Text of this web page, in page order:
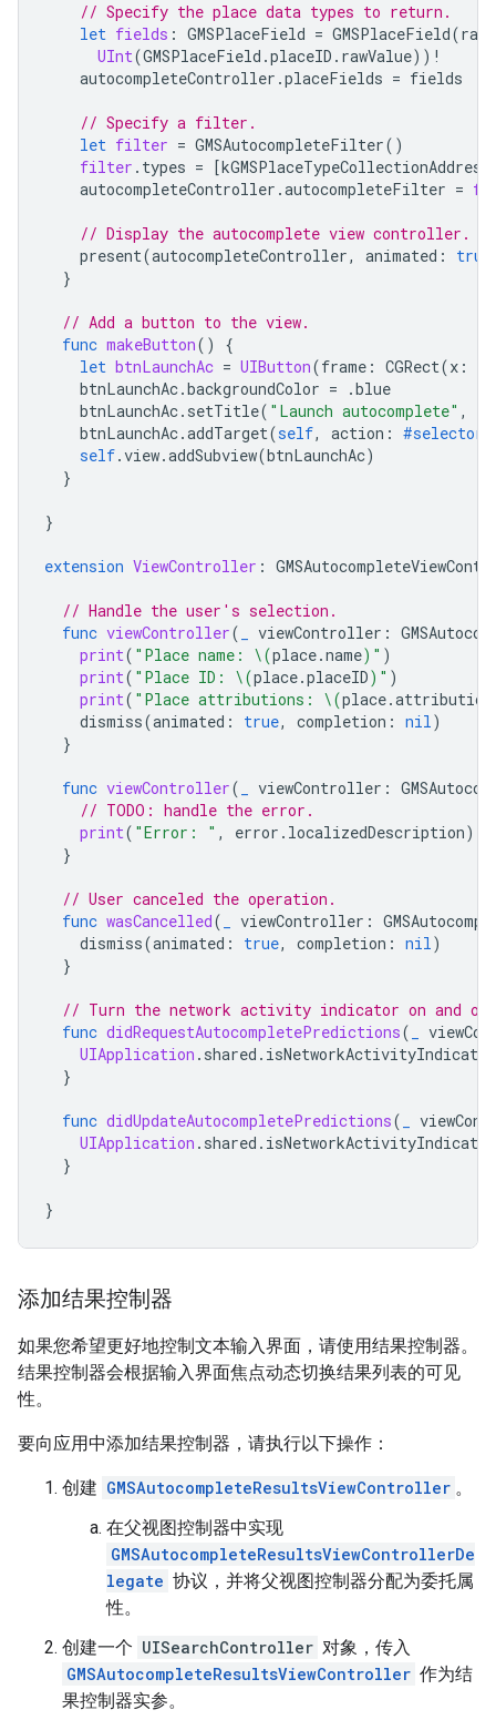
// Specify the place data types to return.
let fields : GMSPlaceField = GMSPlaceField(
UInt(GMSPlaceField .placeID . rawValue)) !
autocompleteController .placeFields = fields
// Specify a filter.
let filter = GMSAutocompleteFilter()
filter . types = [kGMSPlaceTypeCollectionAddress
autocompleteController .autocompleteFilter =
// Display the autocomplete view controller.
present(autocompleteController, animated : true
}
// Add a button to the view.
func makeButton()
{
let btnLaunchAc = UIButton(frame : CGRect(x :
btnLaunchAc.backgroundColor = .blue
btnLaunchAc. setTitle( "Launch autocomplete" ,
btnLaunchAc.addTarget(self, action : #selector
self.view.addSubview(btnLaunchAc)
}
}
extension ViewController :
// Handle the user's selection.
func viewController( viewController :
print( "Place name: \(place.name) " )
print( "Place ID: \(place.placeID) " )
print( "Place attributions: \(place.
dismiss(animated : true, completion : nil)
}
func viewController( viewController :
// TODO: handle the error.
print( "Error: " , error . localizedDescription)
}
// User canceled the operation.
func wasCancelled( viewController :
dismiss(animated : true, completion : nil)
}
// Turn the network activity indicator on and
func didRequestAutocompletePredictions(
UIApplication . shared .
}
func didUpdateAutocompletePredictions(
UIApplication . shared .
}
}
添加结果控制器
如果您希望更好地控制文本输入界面，请使用结果控制器。
结果控制器会根据输入界面焦点动态切换结果列表的可见
性。
要向应用中添加结果控制器，请执行以下操作：
创建 GMSAutocompleteResultsViewController 。
在父视图控制器中实现
GMSAutocompleteResultsViewControllerDe
legate 协议，并将父视图控制器分配为委托属
性。
创建一个 UISearchController 对象，传入
GMSAutocompleteResultsViewController 作为结
果控制器实参。